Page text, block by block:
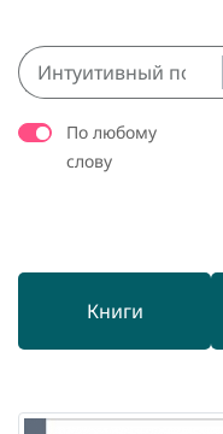
По любому
слову
Книги